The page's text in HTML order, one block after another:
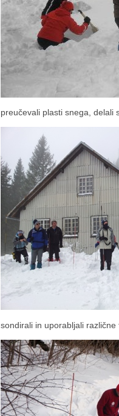
preučevali plasti snega, delali
sondirali in uporabljali različne